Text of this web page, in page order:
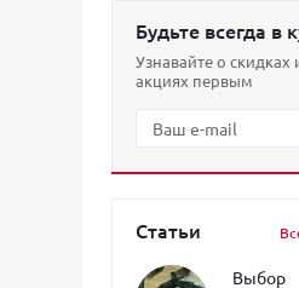
Будьте всегда в
Узнавайте о скидках
акциях первым
Статьи
Выбор